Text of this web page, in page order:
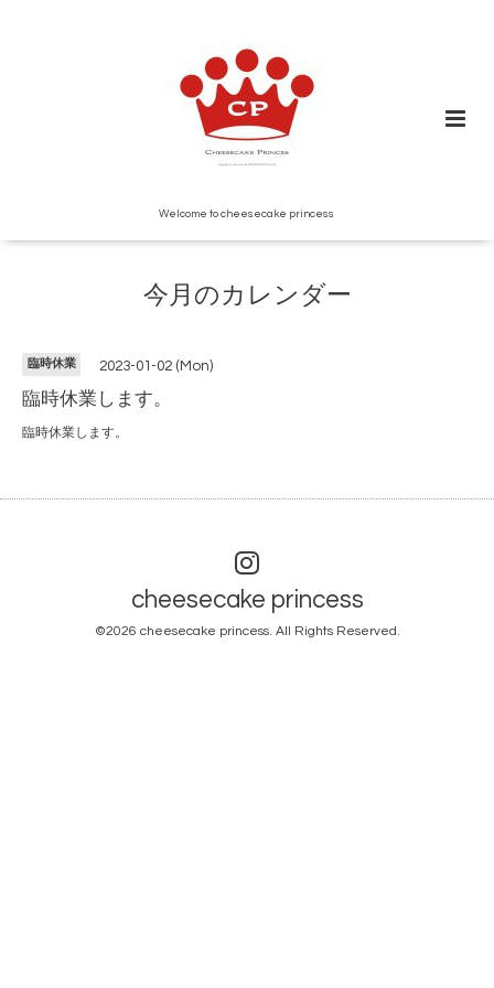
Welcome to cheesecake princess
今月のカレンダー
臨時休業 2023-01-02 (Mon)
臨時休業します。
臨時休業します。
cheesecake princess
©2026 cheesecake princess. All Rights Reserved.